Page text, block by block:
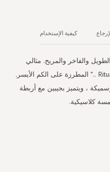
والفاخر والمريح. مثالي
للأمسيات الدافئة. تتميز بعبارة "Rituals .." المطرزة على الكم الأيسر.
، ويتميز بجيبين مع أربطة
كلاسيكية.
كيفية الإستخدام